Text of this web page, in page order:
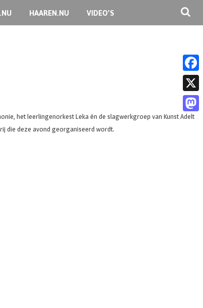
HAAREN.NU VIDEO’S
het leerlingenorkest Leka én de slagwerkgroep van Kunst Adelt
die deze avond georganiseerd wordt.
F
a
c
X
M